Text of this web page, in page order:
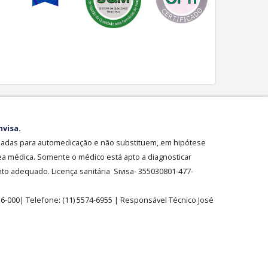
para automedicação e não substituem, em hipótese
médica. Somente o médico está apto a diagnosticar
Licença sanitária Sivisa- 355030801-477-
000| Telefone: (11)5574-6955 | Responsável Técnico José